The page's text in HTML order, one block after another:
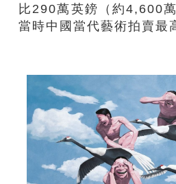
比290萬英鎊（約4,600
當時中國當代藝術拍賣最